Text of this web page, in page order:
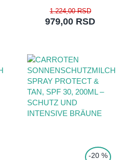
979,00 RSD
1.224,00 RSD
-20 %